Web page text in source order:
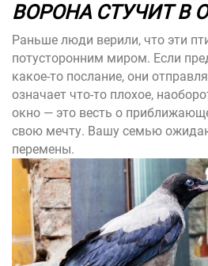
ВОРОНА СТУЧИТ В
Раньше люди верили, что эти
потусторонним миром. Если
какое-то послание, они
означает что-то плохое,
окно — это весть о
свою мечту. Вашу семью
перемены.